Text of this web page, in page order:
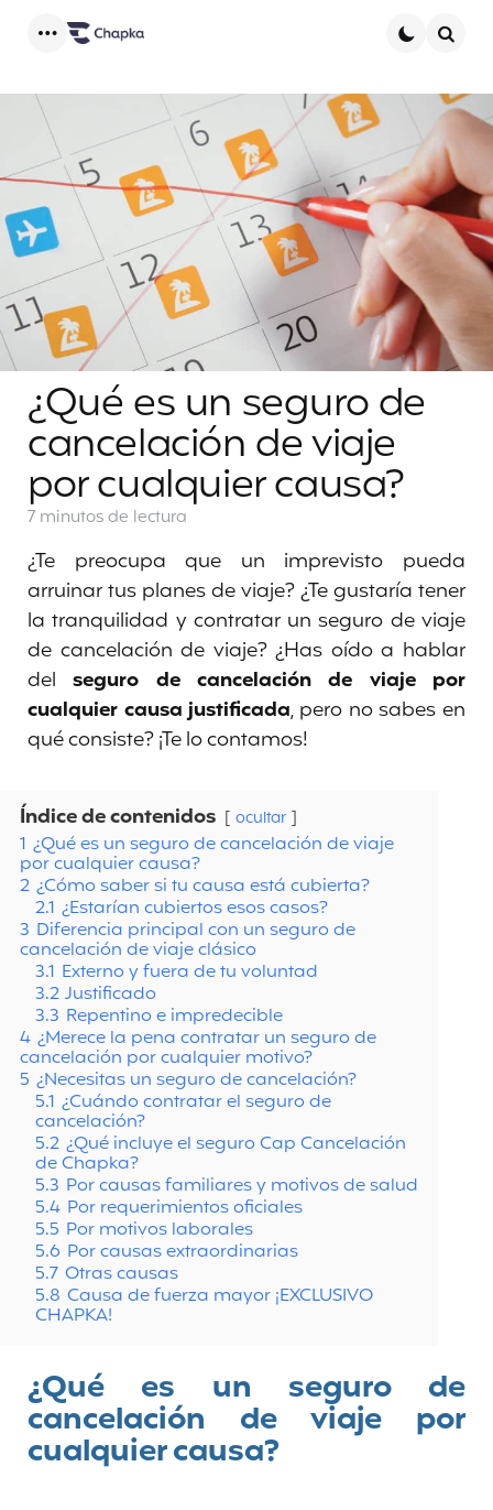
¿Qué es un seguro de
cancelación de viaje
por cualquier causa?
7 minutosde lectura
¿Te preocupa que un imprevisto pueda
arruinar tus planes de viaje? ¿Te gustaría tener
la tranquilidad y contratar un seguro de viaje
de cancelación de viaje? ¿Has oído a hablar
delseguro de cancelación de viaje por
cualquier causa justificada, pero no sabes en
qué consiste? ¡Te lo contamos!
Índice de contenidos ocultar
1 ¿Qué es un seguro de cancelación de viaje
por cualquier causa?
2 ¿Cómo saber si tu causa está cubierta?
2.1 ¿Estarían cubiertos esos casos?
3 Diferencia principal con un seguro de
cancelación de viaje clásico
3.1 Externo y fuera de tu voluntad
3.2 Justificado
3.3 Repentino e impredecible
4 ¿Merece la pena contratar un seguro de
cancelación por cualquier motivo?
5 ¿Necesitas un seguro de cancelación?
5.1 ¿Cuándo contratar el seguro de
cancelación?
5.2 ¿Qué incluye el seguro Cap Cancelación
de Chapka?
5.3 Por causas familiares y motivos de salud
5.4 Por requerimientos oficiales
5.5 Por motivos laborales
5.6 Por causas extraordinarias
5.7 Otras causas
5.8 Causa de fuerza mayor ¡EXCLUSIVO
CHAPKA!
¿Qué es un seguro de
cancelación de viaje por
cualquier causa?